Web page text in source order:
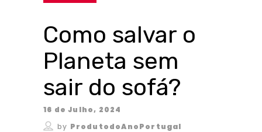
Como salvar o
Planeta sem
sair do sofá?
16 de Julho, 2024
by ProdutodoAnoPortugal